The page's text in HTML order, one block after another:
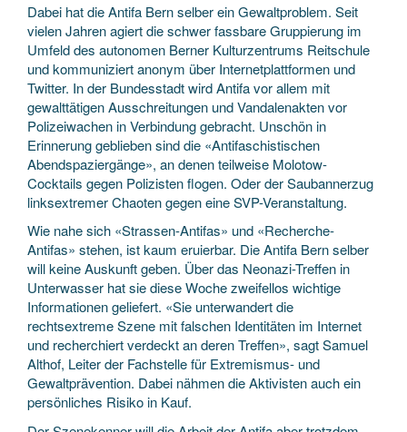
Dabei hat die Antifa Bern selber ein Gewaltproblem. Seit
vielen Jahren agiert die schwer fassbare Gruppierung im
Umfeld des autonomen Berner Kulturzentrums Reitschule
und kommuniziert anonym über Internetplattformen und
Twitter. In der Bundesstadt wird Antifa vor allem mit
gewalttätigen Ausschreitungen und Vandalenakten vor
Polizeiwachen in Verbindung gebracht. Unschön in
Erinnerung geblieben sind die «Antifaschistischen
Abendspaziergänge», an denen teilweise Molotow-
Cocktails gegen Polizisten flogen. Oder der Saubannerzug
linksextremer Chaoten gegen eine SVP-Veranstaltung.
Wie nahe sich «Strassen-Antifas» und «Recherche-
Antifas» stehen, ist kaum eruierbar. Die Antifa Bern selber
will keine Auskunft geben. Über das Neonazi-Treffen in
Unterwasser hat sie diese Woche zweifellos wichtige
Informationen geliefert. «Sie unterwandert die
rechtsextreme Szene mit falschen Identitäten im Internet
und recherchiert verdeckt an deren Treffen», sagt Samuel
Althof, Leiter der Fachstelle für Extremismus- und
Gewaltprävention. Dabei nähmen die Aktivisten auch ein
persönliches Risiko in Kauf.